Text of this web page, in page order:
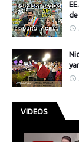
de
VIDEOS